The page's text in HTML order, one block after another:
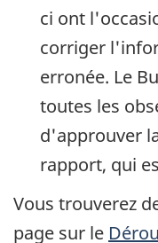
ci ont
corriger
erronée. Le
toutes les
d'approuver
rapport, qui
Vous trouverez
page sur le